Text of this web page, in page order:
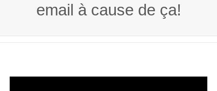
email à cause de ça!